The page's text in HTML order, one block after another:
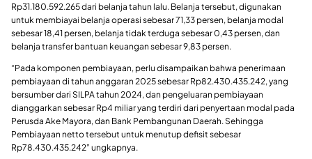
Rp31.180.592.265 dari belanja tahun lalu. Belanja tersebut, digunakan
untuk membiayai belanja operasi sebesar 71,33 persen, belanja modal
sebesar 18,41 persen, belanja tidak terduga sebesar 0,43 persen, dan
belanja transfer bantuan keuangan sebesar 9,83 persen.
“Pada komponen pembiayaan, perlu disampaikan bahwa penerimaan
pembiayaan di tahun anggaran 2025 sebesar Rp82.430.435.242, yang
bersumber dari SILPA tahun 2024, dan pengeluaran pembiayaan
dianggarkan sebesar Rp4 miliar yang terdiri dari penyertaan modal pada
Perusda Ake Mayora, dan Bank Pembangunan Daerah. Sehingga
Pembiayaan netto tersebut untuk menutup defisit sebesar
Rp78.430.435.242” ungkapnya.